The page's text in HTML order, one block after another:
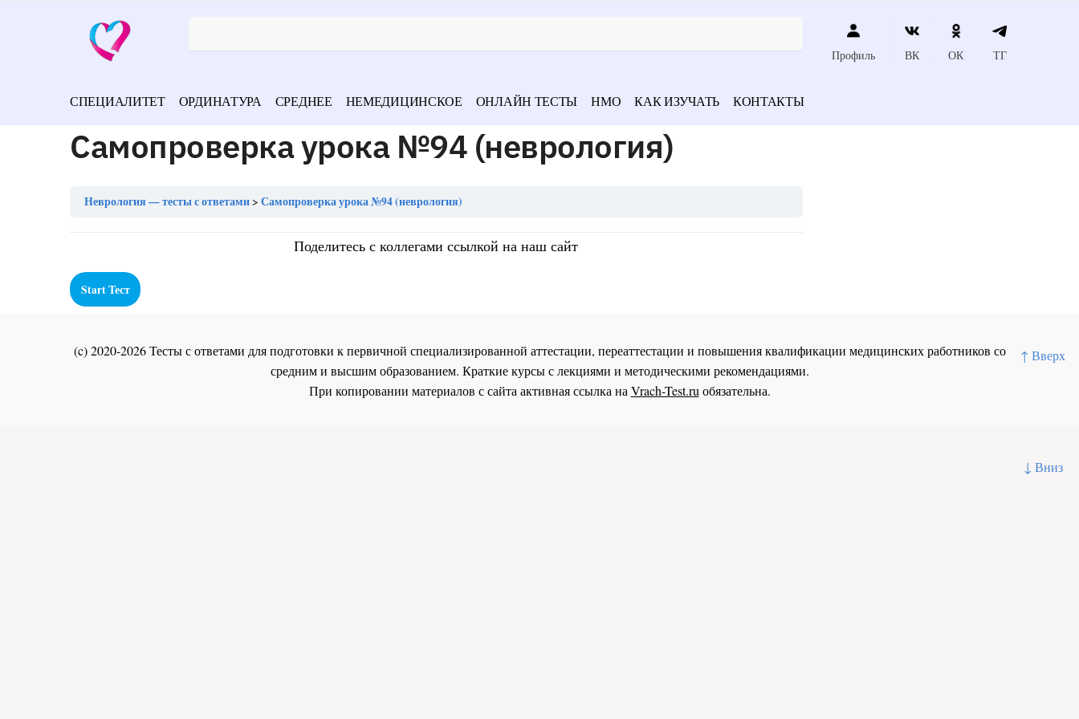
↑ Вверх
↓ Вниз
Профиль ВК ОК ТГ
СПЕЦИАЛИТЕТ ОРДИНАТУРА СРЕДНЕЕ НЕМЕДИЦИНСКОЕ ОНЛАЙН ТЕСТЫ НМО КАК ИЗУЧАТЬ КОНТАКТЫ
Самопроверка урока №94 (неврология)
Неврология — тесты с ответами Самопроверка урока №94 (неврология)
Поделитесь с коллегами ссылкой на наш сайт
(c) 2020-2026 Тесты с ответами для подготовки к первичной специализированной аттестации, переаттестации и повышения квалификации медицинских работников со
средним и высшим образованием. Краткие курсы с лекциями и методическими рекомендациями.
При копировании материалов с сайта активная ссылка на Vrach-Test.ru обязательна.